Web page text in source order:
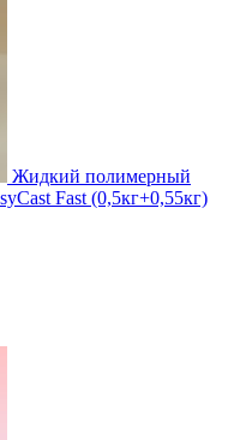
Жидкий полимерный
Fast (0,5кг+0,55кг)